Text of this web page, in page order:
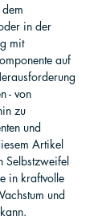
in der
mit
auf
- von
zu
und
Artikel
Selbstzweifel
in kraftvolle
und